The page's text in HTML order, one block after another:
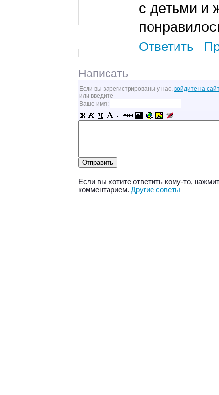
с детьми и
Ответить
Написать
Если вы зарегистрированы у нас, войдите на сайт
или введите
Ваше имя:
Если вы хотите ответить кому-то,
комментарием. Другие советы